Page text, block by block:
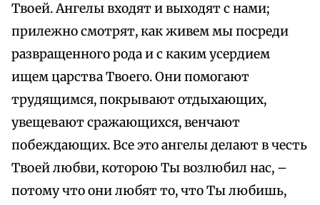
Твоей. Ангелы входят и выходят с нами;
прилежно смотрят, как живем мы посреди
развращенного рода и с каким усердием
ищем царства Твоего. Они помогают
трудящимся, покрывают отдыхающих,
увещевают сражающихся, венчают
побеждающих. Все это ангелы делают в честь
Твоей любви, которою Ты возлюбил нас, –
потому что они любят то, что Ты любишь,